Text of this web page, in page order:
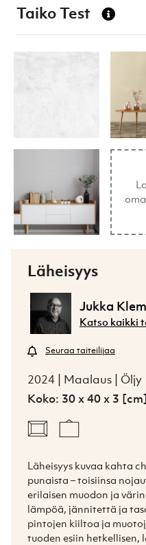
Taiko Test
Läheisyys
Jukka
Katso kaikki
Seuraa taiteilijaa
2024 | Maalaus | Öljy
Koko: 30 x 40 x 3 [cm]
Läheisyys kuvaa kahta
punaista – toisiinsa
erilaisen muodon ja
lämpöä, jännitettä ja
pintojen kiiltoa ja
tuoden esiin hetkellisen,